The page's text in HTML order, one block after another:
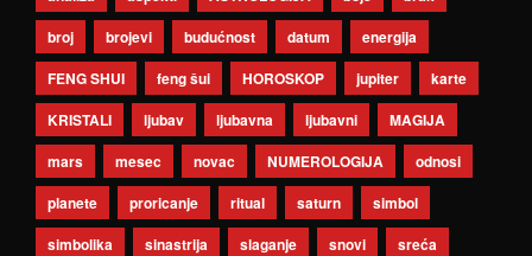
broj
brojevi budućnost datum
energija
FENG SHUI
feng šui HOROSKOP jupiter
karte
KRISTALI
ljubav ljubavna ljubavni
MAGIJA
mars
mesec novac NUMEROLOGIJA
odnosi
planete
proricanje ritual saturn
simbol
simbolika
sinastrija slaganje snovi
sreća